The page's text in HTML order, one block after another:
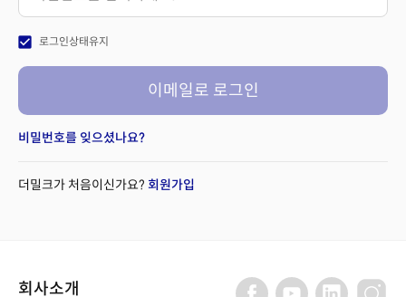
check_box 로그인상태유지
이메일로 로그인
비밀번호를 잊으셨나요?
더밀크가 처음이신가요? 회원가입
회사소개